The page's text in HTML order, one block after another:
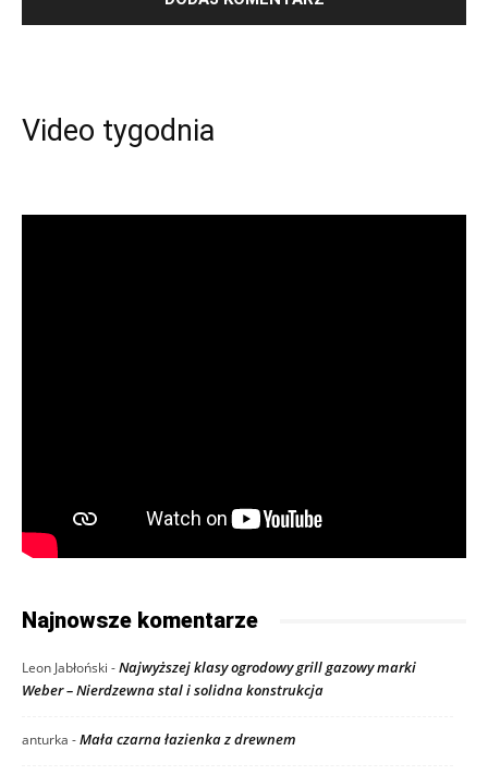
Video tygodnia
Najnowsze komentarze
Leon Jabłoński -Najwyższej klasy ogrodowy grill gazowy marki
Weber – Nierdzewna stal i solidna konstrukcja
anturka -Mała czarna łazienka z drewnem